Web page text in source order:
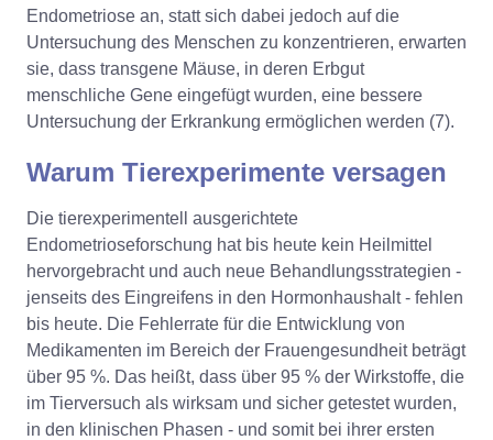
Endometriose an, statt sich dabei jedoch auf die
Untersuchung des Menschen zu konzentrieren, erwarten
sie, dass transgene Mäuse, in deren Erbgut
menschliche Gene eingefügt wurden, eine bessere
Untersuchung der Erkrankung ermöglichen werden (7).
Warum Tierexperimente versagen
Die tierexperimentell ausgerichtete
Endometrioseforschung hat bis heute kein Heilmittel
hervorgebracht und auch neue Behandlungsstrategien -
jenseits des Eingreifens in den Hormonhaushalt - fehlen
bis heute. Die Fehlerrate für die Entwicklung von
Medikamenten im Bereich der Frauengesundheit beträgt
über 95 %. Das heißt, dass über 95 % der Wirkstoffe, die
im Tierversuch als wirksam und sicher getestet wurden,
in den klinischen Phasen - und somit bei ihrer ersten